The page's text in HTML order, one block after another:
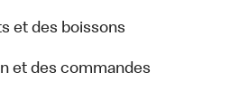
et des boissons
et des commandes